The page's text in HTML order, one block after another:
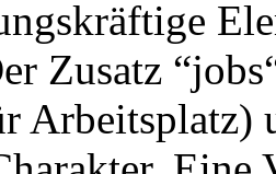
Zusatz
Arbeitsplatz)